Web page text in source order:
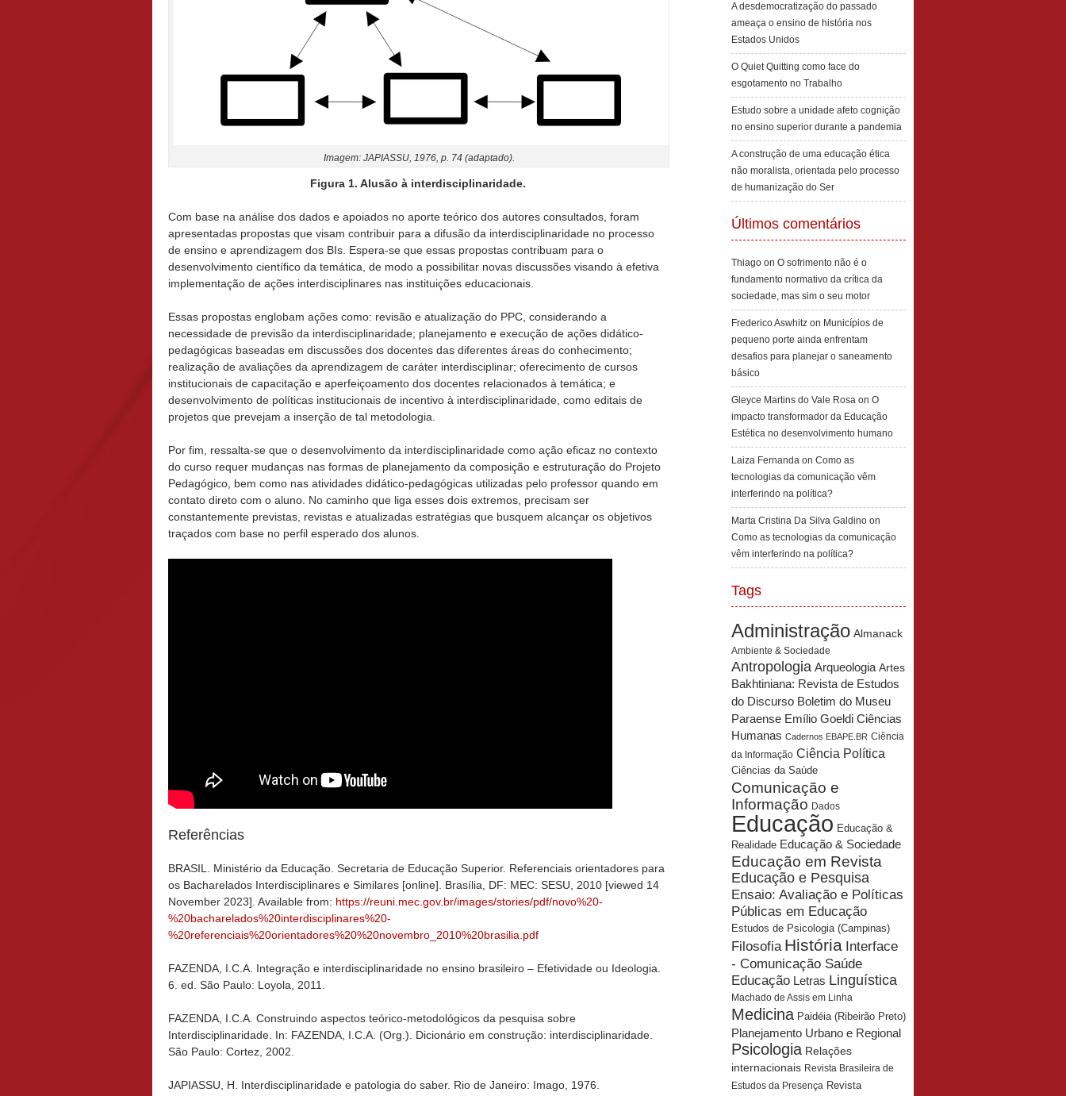
Imagem: JAPIASSU, 1976, p. 74 (adaptado).
Figura 1. Alusão à interdisciplinaridade.
Com base na análise dos dados e apoiados no aporte teórico dos autores consultados, foram
apresentadas propostas que visam contribuir para a difusão da interdisciplinaridade no processo
de ensino e aprendizagem dos BIs. Espera-se que essas propostas contribuam para o
desenvolvimento científico da temática, de modo a possibilitar novas discussões visando à efetiva
implementação de ações interdisciplinares nas instituições educacionais.
Essas propostas englobam ações como: revisão e atualização do PPC, considerando a
necessidade de previsão da interdisciplinaridade; planejamento e execução de ações didático-
pedagógicas baseadas em discussões dos docentes das diferentes áreas do conhecimento;
realização de avaliações da aprendizagem de caráter interdisciplinar; oferecimento de cursos
institucionais de capacitação e aperfeiçoamento dos docentes relacionados à temática; e
desenvolvimento de políticas institucionais de incentivo à interdisciplinaridade, como editais de
projetos que prevejam a inserção de tal metodologia.
Por fim, ressalta-se que o desenvolvimento da interdisciplinaridade como ação eficaz no contexto
do curso requer mudanças nas formas de planejamento da composição e estruturação do Projeto
Pedagógico, bem como nas atividades didático-pedagógicas utilizadas pelo professor quando em
contato direto com o aluno. No caminho que liga esses dois extremos, precisam ser
constantemente previstas, revistas e atualizadas estratégias que busquem alcançar os objetivos
traçados com base no perfil esperado dos alunos.
Referências
BRASIL. Ministério da Educação. Secretaria de Educação Superior. Referenciais orientadores para
os Bacharelados Interdisciplinares e Similares [online]. Brasília, DF: MEC: SESU, 2010 [viewed 14
November 2023]. Available from: https://reuni.mec.gov.br/images/stories/pdf/novo%20-
%20bacharelados%20interdisciplinares%20-
%20referenciais%20orientadores%20%20novembro_2010%20brasilia.pdf
FAZENDA, I.C.A. Integração e interdisciplinaridade no ensino brasileiro – Efetividade ou Ideologia.
6. ed. São Paulo: Loyola, 2011.
FAZENDA, I.C.A. Construindo aspectos teórico-metodológicos da pesquisa sobre
Interdisciplinaridade. In: FAZENDA, I.C.A. (Org.). Dicionário em construção: interdisciplinaridade.
São Paulo: Cortez, 2002.
JAPIASSU, H. Interdisciplinaridade e patologia do saber. Rio de Janeiro: Imago, 1976.
A desdemocratização do passado
ameaça o ensino de história nos
Estados Unidos
O Quiet Quitting como face do
esgotamento no Trabalho
Estudo sobre a unidade afeto cognição
no ensino superior durante a pandemia
A construção de uma educação ética
não moralista, orientada pelo processo
de humanização do Ser
Últimos comentários
Thiago on O sofrimento não é o
fundamento normativo da crítica da
sociedade, mas sim o seu motor
Frederico Aswhitz on Municípios de
pequeno porte ainda enfrentam
desafios para planejar o saneamento
básico
Gleyce Martins do Vale Rosa on O
impacto transformador da Educação
Estética no desenvolvimento humano
Laiza Fernanda on Como as
tecnologias da comunicação vêm
interferindo na política?
Marta Cristina Da Silva Galdino on
Como as tecnologias da comunicação
vêm interferindo na política?
Tags
Administração Almanack
Ambiente & Sociedade
Antropologia Arqueologia Artes
Bakhtiniana: Revista de Estudos
do Discurso Boletim do Museu
Paraense Emílio Goeldi Ciências
Humanas Cadernos EBAPE.BR Ciência
da Informação Ciência Política
Ciências da Saúde
Comunicação e
Informação Dados
Educação Educação &
Realidade Educação & Sociedade
Educação em Revista
Educação e Pesquisa
Ensaio: Avaliação e Políticas
Públicas em Educação
Estudos de Psicologia (Campinas)
Filosofia História Interface
- Comunicação Saúde
Educação Letras Linguística
Machado de Assis em Linha
Medicina Paidéia (Ribeirão Preto)
Planejamento Urbano e Regional
Psicologia Relações
internacionais Revista Brasileira de
Estudos da Presença Revista